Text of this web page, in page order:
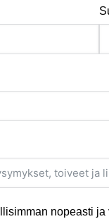
nopeasti